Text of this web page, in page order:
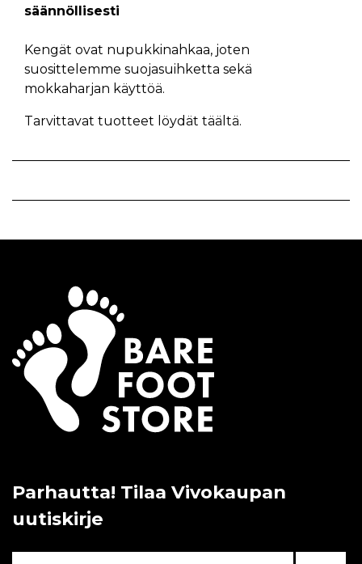
säännöllisesti
Kengät ovat nupukkinahkaa, joten
suosittelemme suojasuihketta sekä
mokkaharjan käyttöä.
Tarvittavat tuotteet löydät täältä.
Parhautta! Tilaa Vivokaupan
uutiskirje